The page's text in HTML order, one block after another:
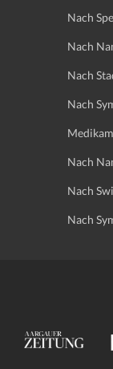
Nach
Nach
Nach
Nach
Nach
Nach
Nach